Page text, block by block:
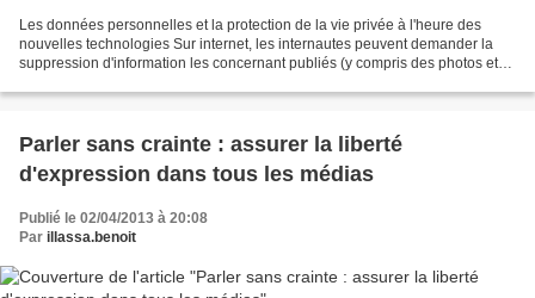
Les données personnelles et la protection de la vie privée à l'heure des
nouvelles technologies Sur internet, les internautes peuvent demander la
suppression d'information les concernant publiés (y compris des photos et
Parler sans crainte : assurer la liberté
d'expression dans tous les médias
Publié le 02/04/2013 à 20:08
Par illassa.benoit